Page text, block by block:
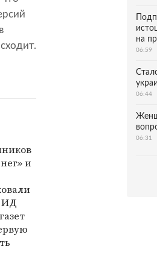
и
ИД
на
06:59
06:44
06:31